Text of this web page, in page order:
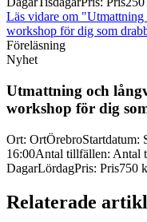
Läs vidare om "Utmattning
workshop för dig som
Föreläsning
Nyhet
Utmattning och
workshop för dig
Ort: OrtÖrebroStartdatum:
16:00Antal tillfällen: Antal
DagarLördagPris: Pris750
Relaterade